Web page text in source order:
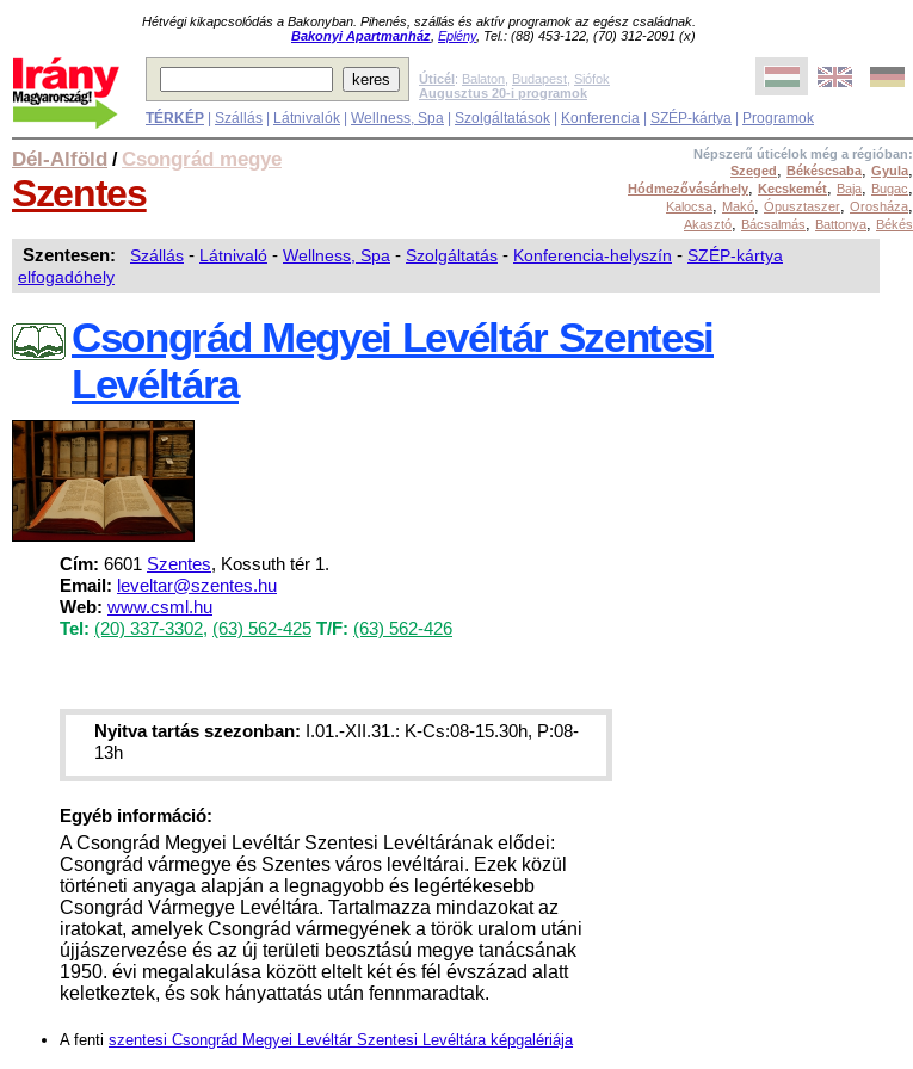
Hétvégi kikapcsolódás a Bakonyban. Pihenés, szállás és aktív programok az egész családnak.
Bakonyi Apartmanház Eplény, Tel.: (88) 453-122, (70) 312-2091 (x)
Úticél: Balaton Budapest Siófok
Augusztus 20-i programok
TÉRKÉP Szállás Látnivalók Wellness, Spa Szolgáltatások Konferencia SZÉP-kártya Programok
Népszerű úticélok még a régióban:
Szeged, Békéscsaba, Gyula,
Hódmezővásárhely, Kecskemét, Baja, Bugac,
Kalocsa, Makó, Ópusztaszer, Orosháza,
Akasztó, Bácsalmás, Battonya, Békés
Dél-Alföld / Csongrád megye
Szentes
Szentesen: Szállás - Látnivaló - Wellness, Spa - Szolgáltatás - Konferencia-helyszín - SZÉP-kártya
elfogadóhely
Csongrád Megyei Levéltár Szentesi
Levéltára
Cím: 6601 Szentes, Kossuth tér 1.
Email: leveltar@szentes.hu
Web: www.csml.hu
Tel: (20) 337-3302, (63) 562-425 T/F: (63) 562-426
Nyitva tartás szezonban:
I.01.-XII.31.: K-Cs:08-15.30h, P:08-
13h
Egyéb információ:
A Csongrád Megyei Levéltár Szentesi Levéltárának elődei:
Csongrád vármegye és Szentes város levéltárai. Ezek közül
történeti anyaga alapján a legnagyobb és legértékesebb
Csongrád Vármegye Levéltára. Tartalmazza mindazokat az
iratokat, amelyek Csongrád vármegyének a török uralom utáni
újjászervezése és az új területi beosztású megye tanácsának
1950. évi megalakulása között eltelt két és fél évszázad alatt
keletkeztek, és sok hányattatás után fennmaradtak.
A fenti szentesi Csongrád Megyei Levéltár Szentesi Levéltára képgalériája